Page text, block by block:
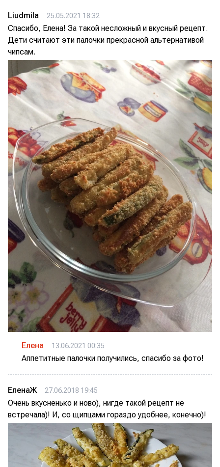
Liudmila 25.05.2021 18:32
Спасибо, Елена! За такой несложный и вкусный рецепт.
Дети считают эти палочки прекрасной альтернативой
чипсам.
Елена 13.06.2021 00:35
Аппетитные палочки получились, спасибо за фото!
ЕленаЖ 27.06.2018 19:45
Очень вкусненько и ново), нигде такой рецепт не
встречала)! И, со щипцами гораздо удобнее, конечно)!